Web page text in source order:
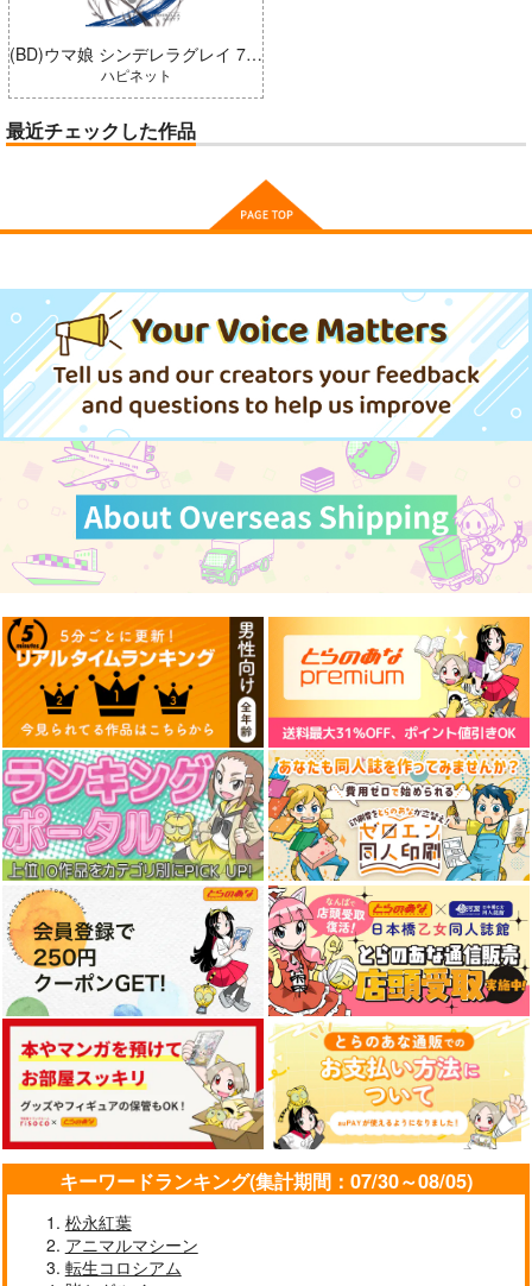
(BD)ウマ娘 シンデレラグレイ 7 豪華版 (とらのあな限定版)
ハピネット
最近チェックした作品
キーワードランキング(集計期間：07/30～08/05)
松永紅葉
アニマルマシーン
転生コロシアム